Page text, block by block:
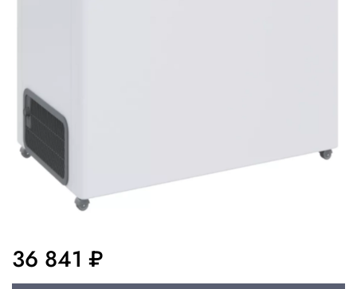
36 841 ₽